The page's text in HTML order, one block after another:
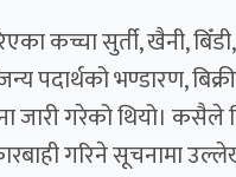
कच्चा सुर्ती, खैनी,
पदार्थको भण्डारण,
गरेको थियो। कसैले
गरिने सूचनामा